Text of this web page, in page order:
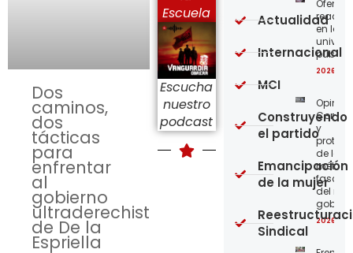
Dos
caminos,
dos
tácticas
para
enfrentar
al
gobierno
ultraderechista
de De la
Espriella
Escuela
Escucha
nuestro
podcast
en las
2026-
y
de los
del
2026-
Actualidad
Internacional
MCI
Construyendo
el partido
Emancipación
de la mujer
Sindical